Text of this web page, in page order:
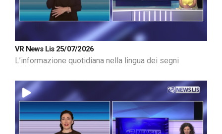
VR News Lis 25/07/2026
L’informazione quotidiana nella lingua dei segni